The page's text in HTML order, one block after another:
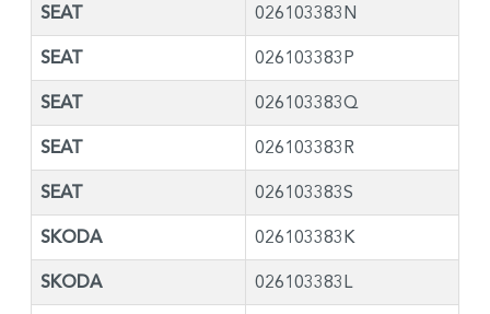
SEAT 026103383N
SEAT 026103383P
SEAT 026103383Q
SEAT 026103383R
SEAT 026103383S
SKODA 026103383K
SKODA 026103383L